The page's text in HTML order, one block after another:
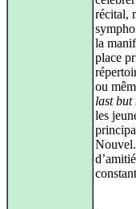
récital,
la
place
ou
last but
les